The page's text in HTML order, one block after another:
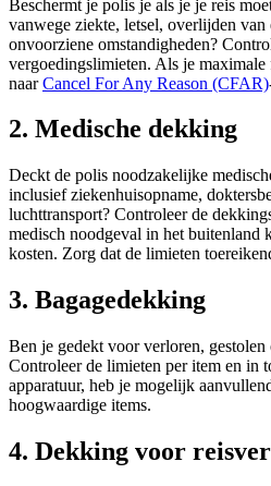
Beschermt je polis je als je je reis
vanwege ziekte, letsel, overlijden
onvoorziene omstandigheden?
vergoedingslimieten. Als je
naarCancel For Any Reason (CFAR)
2. Medische dekking
Deckt de polis noodzakelijke
inclusief ziekenhuisopname,
luchttransport? Controleer de
medisch noodgeval in het buitenland
kosten. Zorg dat de limieten
3. Bagagedekking
Ben je gedekt voor verloren, gestolen
Controleer de limieten per item en in
apparatuur, heb je mogelijk
hoogwaardige items.
4. Dekking voor